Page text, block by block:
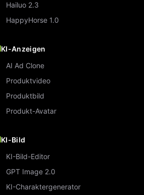
KI-Bild
KI-Bild-Editor
GPT Image 2.0
KI-Charaktergenerator
Hailuo 2.3
HappyHorse 1.0
KI-Anzeigen
AI Ad Clone
Produktvideo
Produktbild
Produkt-Avatar